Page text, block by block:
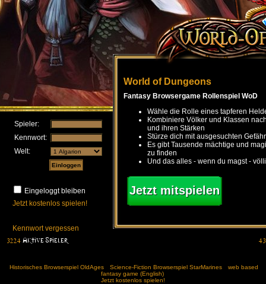
Spieler:
Kennwort:
Welt:
Eingeloggt bleiben
Jetzt kostenlos spielen!
Kennwort vergessen
World of Dungeons
Fantasy Browsergame Rollenspiel WoD
Wähle die Rolle eines tapferen
Kombiniere Völker und Klassen
und ihren Stärken
Stürze dich mit ausgesuchten
Es gibt Tausende mächtige und
zu finden
Und das alles - wenn du magst -
Jetzt mitspielen
Historisches Browserspiel OldAges Science-Fiction Browserspiel StarMarines
web based
fantasy game (English)
Jetzt kostenlos spielen!